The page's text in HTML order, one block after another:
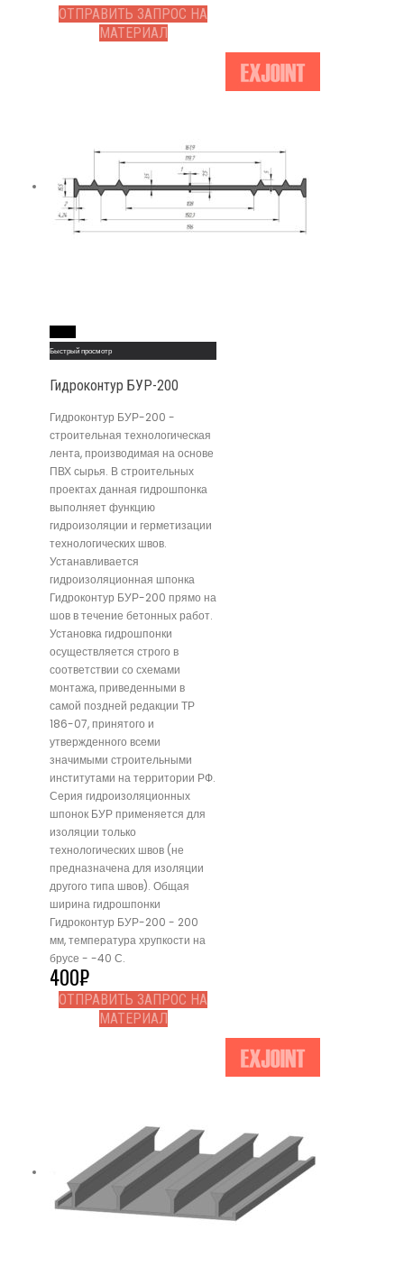
ОТПРАВИТЬ ЗАПРОС НА
МАТЕРИАЛ
Быстрый просмотр
Гидроконтур БУР-200
Гидроконтур БУР-200 -
строительная технологическая
лента, производимая на основе
ПВХ сырья. В строительных
проектах данная гидрошпонка
выполняет функцию
гидроизоляции и герметизации
технологических швов.
Устанавливается
гидроизоляционная шпонка
Гидроконтур БУР-200 прямо на
шов в течение бетонных работ.
Установка гидрошпонки
осуществляется строго в
соответствии со схемами
монтажа, приведенными в
самой поздней редакции ТР
186-07, принятого и
утвержденного всеми
значимыми строительными
институтами на территории РФ.
Серия гидроизоляционных
шпонок БУР применяется для
изоляции только
технологических швов (не
предназначена для изоляции
другого типа швов). Общая
ширина гидрошпонки
Гидроконтур БУР-200 - 200
мм, температура хрупкости на
брусе - -40 С.
400₽
ОТПРАВИТЬ ЗАПРОС НА
МАТЕРИАЛ